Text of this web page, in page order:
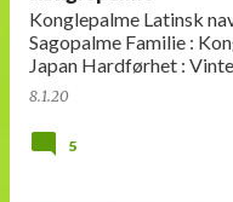
Konglepalme Latinsk navn : Cycas revoluta Andre navn:
Sagopalme Familie : Konglepalmefamilien Opprinnelse :
Japan Hardførhet : Vintergrønn, men må overvintres inne i
8.1.20
5